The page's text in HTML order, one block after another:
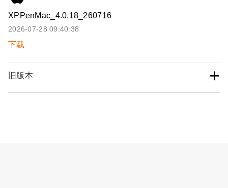
XPPenMac_4.0.18_260716
2026-07-28 09:40:38
下载
旧版本 +